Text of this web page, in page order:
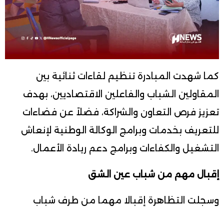
كما شهدت المبادرة تنظيم لقاءات ثنائية بين
المقاولين الشباب والفاعلين الاقتصاديين، بهدف
تعزيز فرص التعاون والشراكة، فضلاً عن فضاءات
للتعريف بخدمات وبرامج الوكالة الوطنية لإنعاش
التشغيل والكفاءات وبرامج دعم ريادة الأعمال.
إقبال مهم من شباب عين الشق
وسجلت التظاهرة إقبالا مهما من طرف شباب